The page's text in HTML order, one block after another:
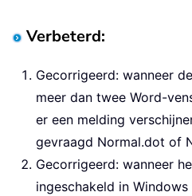
Verbeterd:
Gecorrigeerd: wanneer
meer dan twee Word-
er een melding
gevraagd Normal.dot of
Gecorrigeerd: wanneer
ingeschakeld in Windows